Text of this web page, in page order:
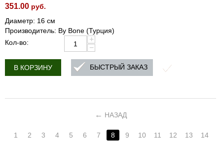
351.00 руб.
Диаметр: 16 см
Производитель: By Bone (Турция)
Кол-во:
+
−
В КОРЗИНУ БЫСТРЫЙ ЗАКАЗ
НАЗАД
1 2 3 4 5 6 7 8 9 10 11 12 13
14